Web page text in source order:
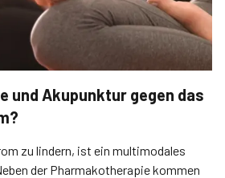
und Akupunktur gegen das
zu lindern, ist ein multi­modales
der Pharmakotherapie kommen